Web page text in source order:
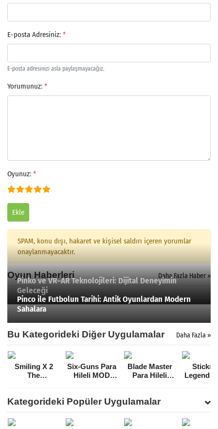
Arama
E-posta Adresiniz: *
E-posta adresinizi asla paylaşmayacağız.
Yorumunuz: *
Oyunuz: *
Ekle
SPAM, konu dışı, hakaret ve kişisel saldırı içeren yorumlar
onaylanmayacaktır.
Oyun Haberleri Daha Fazla Haber »
Pinko ve VR–AR Teknolojileri: Dijital Deneyimin
Geleceği
Pinco ile Futbolun Tarihi: Antik Oyunlardan Modern
Sahalara
Bu Kategorideki Diğer Uygulamalar Daha Fazla »
Smiling X 2
The
Subway Mega
Hileli MOD
APK [v1.9.5]
Six-Guns Para
Hileli MOD
Blade Master
Para Hileli
Legends
Kategorideki Popüler Uygulamalar